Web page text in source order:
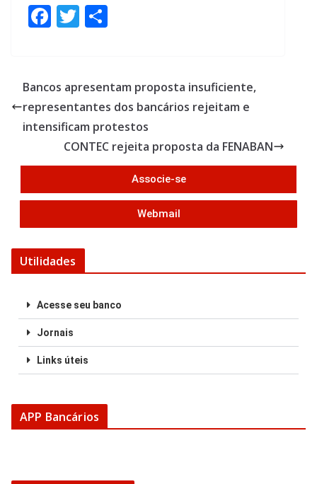
F
b
o
o
T
er e
Bancos apresentam proposta insuficiente,
representantes dos bancários rejeitam e
intensificam protestos
CONTEC rejeita proposta da FENABAN
Associe-se
Webmail
Utilidades
Acesse seu banco
Jornais
Links úteis
APP Bancários